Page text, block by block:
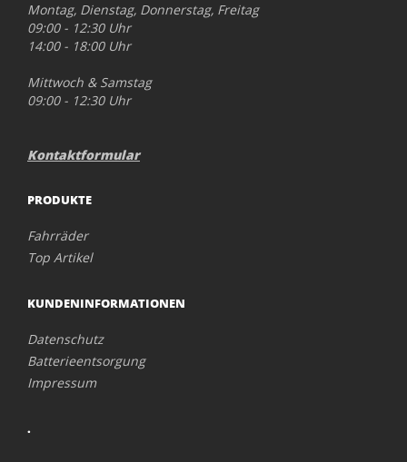
Montag, Dienstag, Donnerstag, Freitag
09:00 - 12:30 Uhr
14:00 - 18:00 Uhr
Mittwoch & Samstag
09:00 - 12:30 Uhr
Kontaktformular
PRODUKTE
Fahrräder
Top Artikel
KUNDENINFORMATIONEN
Datenschutz
Batterieentsorgung
Impressum
.